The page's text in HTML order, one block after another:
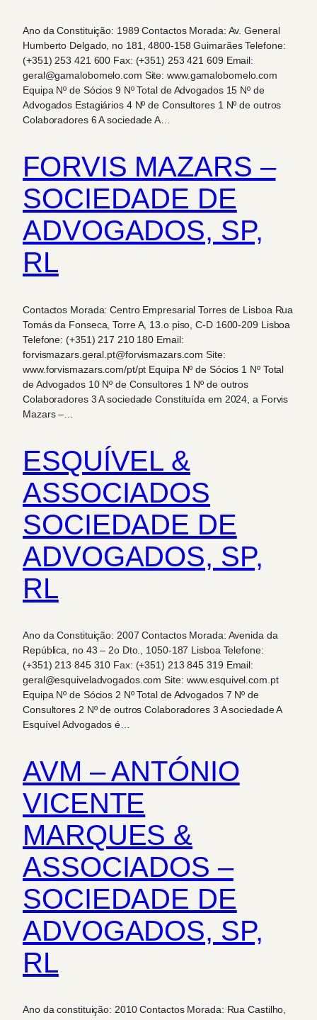
Ano da Constituição: 1989 Contactos Morada: Av. General
Humberto Delgado, no 181, 4800-158 Guimarães Telefone:
(+351) 253 421 600 Fax: (+351) 253 421 609 Email:
geral@gamalobomelo.com Site: www.gamalobomelo.com
Equipa Nº de Sócios 9 Nº Total de Advogados 15 Nº de
Advogados Estagiários 4 Nº de Consultores 1 Nº de outros
Colaboradores 6 A sociedade A…
FORVIS MAZARS –
SOCIEDADE DE
ADVOGADOS, SP,
RL
Contactos Morada: Centro Empresarial Torres de Lisboa Rua
Tomás da Fonseca, Torre A, 13.o piso, C-D 1600-209 Lisboa
Telefone: (+351) 217 210 180 Email:
forvismazars.geral.pt@forvismazars.com Site:
www.forvismazars.com/pt/pt Equipa Nº de Sócios 1 Nº Total
de Advogados 10 Nº de Consultores 1 Nº de outros
Colaboradores 3 A sociedade Constituída em 2024, a Forvis
Mazars –…
ESQUÍVEL &
ASSOCIADOS
SOCIEDADE DE
ADVOGADOS, SP,
RL
Ano da Constituição: 2007 Contactos Morada: Avenida da
República, no 43 – 2o Dto., 1050-187 Lisboa Telefone:
(+351) 213 845 310 Fax: (+351) 213 845 319 Email:
geral@esquiveladvogados.com Site: www.esquivel.com.pt
Equipa Nº de Sócios 2 Nº Total de Advogados 7 Nº de
Consultores 2 Nº de outros Colaboradores 3 A sociedade A
Esquível Advogados é…
AVM – ANTÓNIO
VICENTE
MARQUES &
ASSOCIADOS –
SOCIEDADE DE
ADVOGADOS, SP,
RL
Ano da constituição: 2010 Contactos Morada: Rua Castilho,